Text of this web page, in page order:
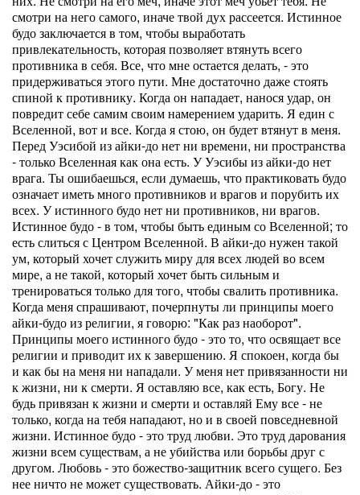
смотри на него самого, иначе твой дух рассеется. Истинное
будо заключается в том, чтобы выработать
привлекательность, которая позволяет втянуть всего
противника в себя. Все, что мне остается делать, - это
придерживаться этого пути. Мне достаточно даже стоять
спиной к противнику. Когда он нападает, нанося удар, он
повредит себе самим своим намерением ударить. Я един с
Вселенной, вот и все. Когда я стою, он будет втянут в меня.
Перед Уэсибой из айки-до нет ни времени, ни пространства
- только Вселенная как она есть. У Уэсибы из айки-до нет
врага. Ты ошибаешься, если думаешь, что практиковать будо
означает иметь много противников и врагов и порубить их
всех. У истинного будо нет ни противников, ни врагов.
Истинное будо - в том, чтобы быть единым со Вселенной; то
есть слиться с Центром Вселенной. В айки-до нужен такой
ум, который хочет служить миру для всех людей во всем
мире, а не такой, который хочет быть сильным и
тренироваться только для того, чтобы свалить противника.
Когда меня спрашивают, почерпнуты ли принципы моего
айки-будо из религии, я говорю: "Как раз наоборот".
Принципы моего истинного будо - это то, что освящает все
религии и приводит их к завершению. Я спокоен, когда бы
и как бы на меня ни нападали. У меня нет привязанности ни
к жизни, ни к смерти. Я оставляю все, как есть, Богу. Не
будь привязан к жизни и смерти и оставляй Ему все - не
только, когда на тебя нападают, но и в своей повседневной
жизни. Истинное будо - это труд любви. Это труд дарования
жизни всем существам, а не убийства или борьбы друг с
другом. Любовь - это божество-защитник всего сущего. Без
нее ничто не может существовать. Айки-до - это